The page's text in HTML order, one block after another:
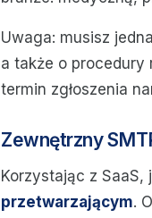
Uwaga: musisz
a także o procedury
termin zgłoszenia
Zewnętrzny
Korzystając z SaaS,
przetwarzającym.